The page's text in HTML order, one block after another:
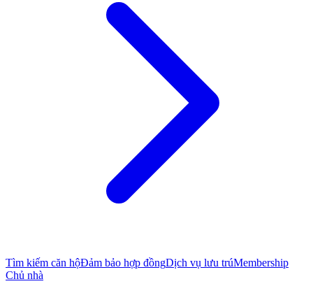
Tìm kiếm căn hộĐảm bảo hợp đồngDịch vụ lưu trúMembership
Chủ nhà